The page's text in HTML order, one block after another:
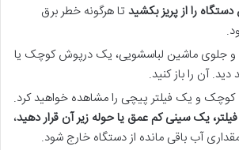
را از پریز بکشید تا هرگونه خطر برق
جلوی ماشین لباسشویی، یک درپوش کوچک یا
آن را باز کنید.
و یک فیلتر پیچی را مشاهده خواهید کرد.
یک سینی کم عمق یا حوله زیر آن قرار دهید،
آب باقی مانده از دستگاه خارج شود.